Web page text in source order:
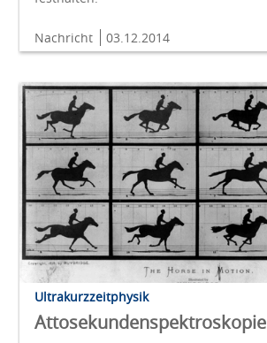
Nachricht 03.12.2014
Ultrakurzzeitphysik
Attosekundenspektroskopie